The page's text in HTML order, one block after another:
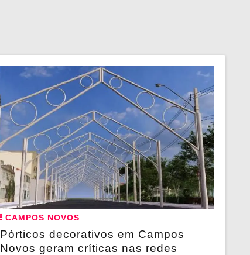
CAMPOS NOVOS
Pórticos decorativos em Campos
Novos geram críticas nas redes